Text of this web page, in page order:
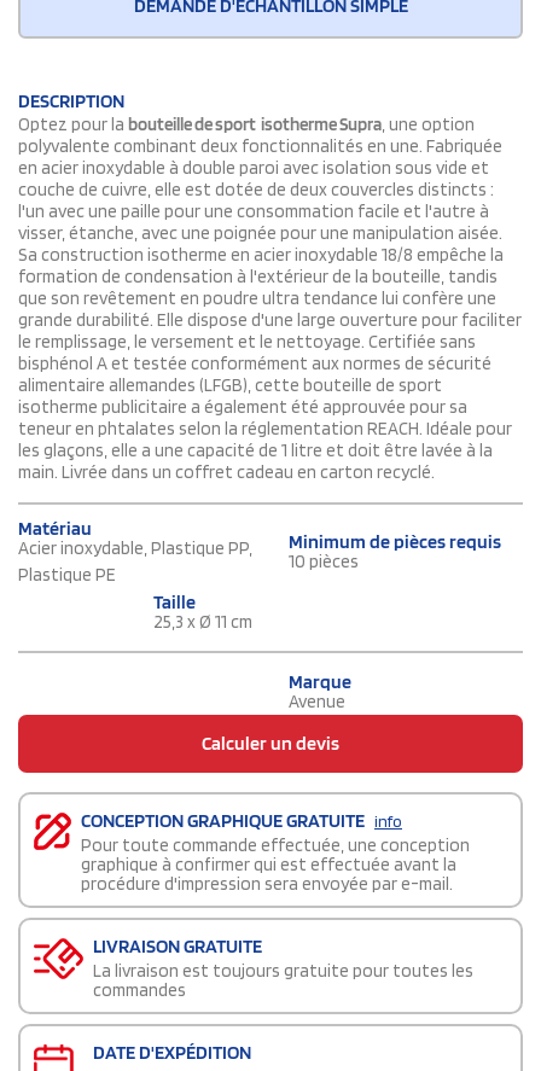
DEMANDE D'ÉCHANTILLON SIMPLE
DESCRIPTION
Optez pour la bouteille de sport isotherme Supra, une option
polyvalente combinant deux fonctionnalités en une. Fabriquée
en acier inoxydable à double paroi avec isolation sous vide et
couche de cuivre, elle est dotée de deux couvercles distincts :
l'un avec une paille pour une consommation facile et l'autre à
visser, étanche, avec une poignée pour une manipulation aisée.
Sa construction isotherme en acier inoxydable 18/8 empêche la
formation de condensation à l'extérieur de la bouteille, tandis
que son revêtement en poudre ultra tendance lui confère une
grande durabilité. Elle dispose d'une large ouverture pour faciliter
le remplissage, le versement et le nettoyage. Certifiée sans
bisphénol A et testée conformément aux normes de sécurité
alimentaire allemandes (LFGB), cette bouteille de sport
isotherme publicitaire a également été approuvée pour sa
teneur en phtalates selon la réglementation REACH. Idéale pour
les glaçons, elle a une capacité de 1 litre et doit être lavée à la
main. Livrée dans un coffret cadeau en carton recyclé.
Matériau
Acier inoxydable, Plastique PP,
Plastique PE
Minimum de pièces requis
10 pièces
Taille
25,3 x Ø 11 cm
Marque
Avenue
Calculer un devis
CONCEPTION GRAPHIQUE GRATUITE info
Pour toute commande effectuée, une conception
graphique à confirmer qui est effectuée avant la
procédure d'impression sera envoyée par e-mail.
LIVRAISON GRATUITE
La livraison est toujours gratuite pour toutes les
commandes
DATE D'EXPÉDITION